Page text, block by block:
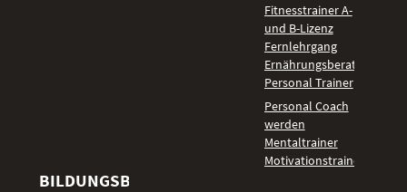
Fitnesstrainer A-
und B-Lizenz
Fernlehrgang
Ernährungsberater
Personal Trainer
Personal Coach
werden
Mentaltrainer
Motivationstrainer
BILDUNGSBEREICHE